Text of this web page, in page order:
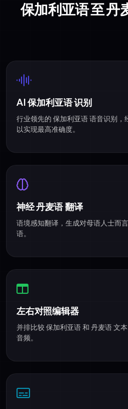
保加利亚语 至 丹
AI 保加利亚语 识别
行业领先的 保加利亚语 语音识别，
以实现最高准确度。
神经 丹麦语 翻译
语境感知翻译，生成对母语人士而
语。
左右对照编辑器
并排比较 保加利亚语 和 丹麦语 文
音频。